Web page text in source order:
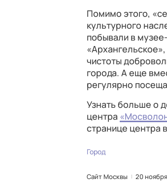
Помимо этого,
культурного
побывали в
чистоты
города. А еще
регулярно
Узнать больше о
центра
странице центра в
Город
Сайт Москвы 20 ноября